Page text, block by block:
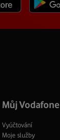
Můj Vodafone
Vyúčtování
Moje služby